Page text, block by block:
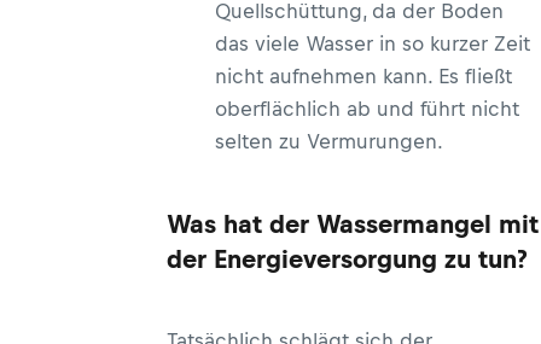
Quellschüttung, da der Boden
das viele Wasser in so kurzer Zeit
nicht aufnehmen kann. Es fließt
oberflächlich ab und führt nicht
selten zu Vermurungen.
Was hat der Wassermangel mit
der Energieversorgung zu tun?